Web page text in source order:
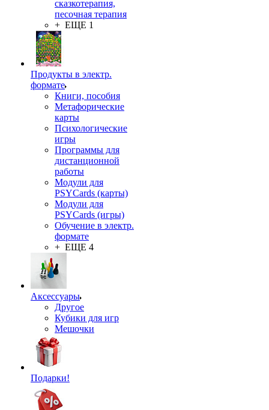
сказкотерапия,
песочная терапия
+ ЕЩЕ 1
Продукты в электр.
формате
Книги, пособия
Метафорические
карты
Психологические
игры
Программы для
дистанционной
работы
Модули для
PSYCards (карты)
Модули для
PSYCards (игры)
Обучение в электр.
формате
+ ЕЩЕ 4
Аксессуары
Другое
Кубики для игр
Мешочки
Подарки!